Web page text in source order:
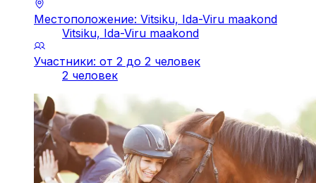
Местоположение: Vitsiku, Ida-Viru maakond
Vitsiku, Ida-Viru maakond
Участники: от 2 до 2 человек
2 человек